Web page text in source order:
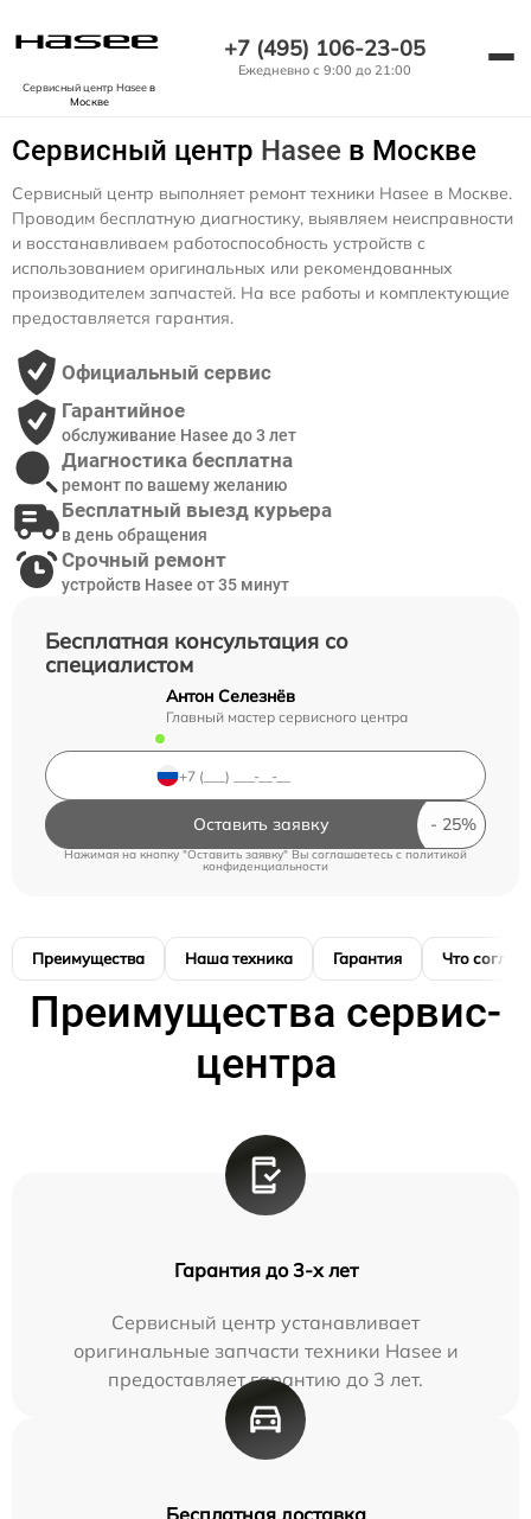
Сервисный центр Haseeв
Москве
+7 (495) 106-23-05
Ежедневно с 9:00 до 21:00
Сервисный центр Hasee в Москве
Бесплатная консультация со
специалистом
Антон Селезнёв
Главный мастер сервисного центра
Оставить заявку
Нажимая на кнопку "Оставить заявку" Вы соглашаетесь cполитикой
конфиденциальности
Сервисный центр выполняет ремонт техники Hasee в Москве.
Проводим бесплатную диагностику, выявляем неисправности
и восстанавливаем работоспособность устройств с
использованием оригинальных или рекомендованных
производителем запчастей. На все работы и комплектующие
предоставляется гарантия.
Официальный сервис
Гарантийное
обслуживание Hasee до 3 лет
Диагностика бесплатна
ремонт по вашему желанию
Бесплатный выезд курьера
в день обращения
Срочный ремонт
устройств Hasee от 35 минут
Преимущества Наша техника Гарантия Что
Преимущества сервис-
центра
Гарантия до 3-х лет
Сервисный центр устанавливает
оригинальные запчасти техники Hasee и
предоставляет гарантию до 3 лет.
Бесплатная доставка